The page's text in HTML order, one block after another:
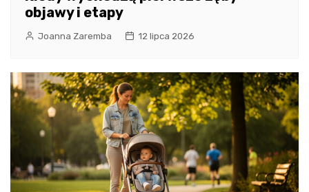
objawy i etapy
Joanna Zaremba 12 lipca 2026